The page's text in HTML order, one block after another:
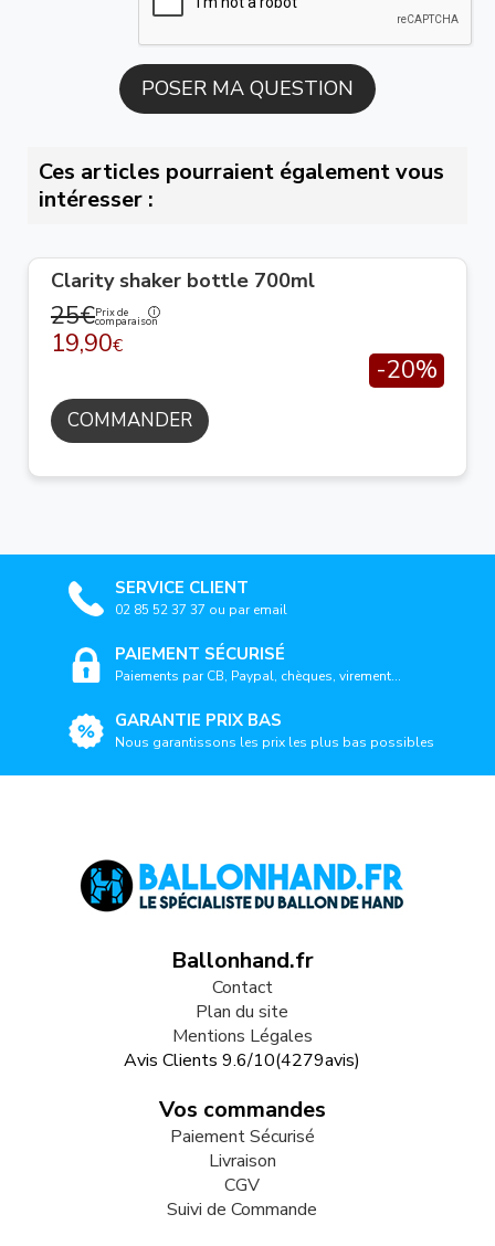
Ces articles pourraient également vous
intéresser :
Clarity shaker bottle 700ml
25€Prix de
comparaison
19,90€
-20%
COMMANDER
SERVICE CLIENT
02 85 52 37 37 ou par email
PAIEMENT SÉCURISÉ
Paiements par CB, Paypal, chèques, virement...
GARANTIE PRIX BAS
Nous garantissons les prix les plus bas possibles
Ballonhand.fr
Contact
Plan du site
Mentions Légales
Avis Clients 9.6/10(4279avis)
Vos commandes
Paiement Sécurisé
Livraison
CGV
Suivi de Commande